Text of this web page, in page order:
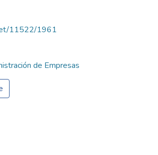
11522/1961
de Empresas